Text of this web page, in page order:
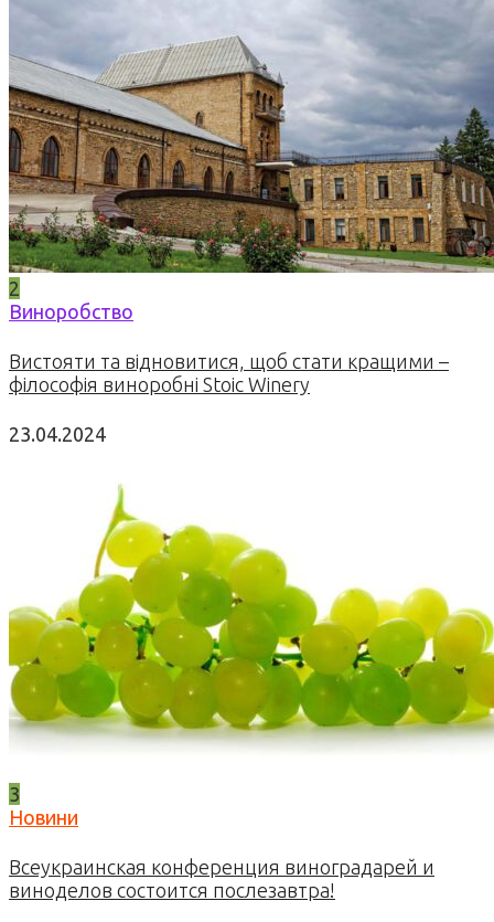
2
Виноробство
Вистояти та відновитися, щоб стати кращими –
філософія виноробні Stoic Winery
23.04.2024
3
Новини
Всеукраинская конференция виноградарей и
виноделов состоится послезавтра!